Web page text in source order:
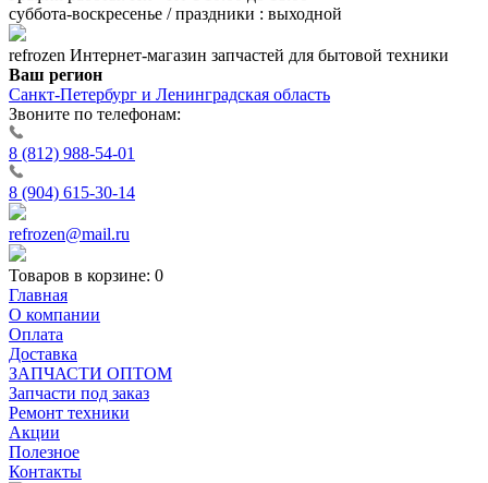
суббота-воскресенье / праздники : выходной
refrozen Интернет-магазин запчастей для бытовой техники
Ваш регион
Санкт-Петербург и Ленинградская область
Звоните по телефонам:
8 (812) 988-54-01
8 (904) 615-30-14
refrozen@mail.ru
Товаров в корзине: 0
Главная
О компании
Оплата
Доставка
ЗАПЧАСТИ ОПТОМ
Запчасти под заказ
Ремонт техники
Акции
Полезное
Контакты